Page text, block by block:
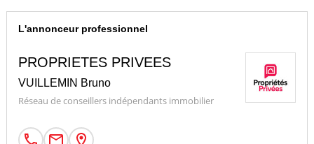
L'annonceur professionnel
PROPRIETES PRIVEES
VUILLEMIN Bruno
Réseau de conseillers indépendants immobilier